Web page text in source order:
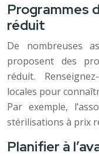
Programmes
réduit
De nombreuses
proposent des
réduit.
locales pour
Par exemple,
stérilisations à prix
Planifier à